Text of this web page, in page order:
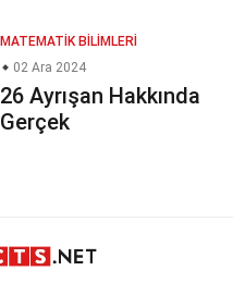
MATEMATIK BILIMLERI
02 Ara 2024
26 Ayrışan Hakkında
Gerçek